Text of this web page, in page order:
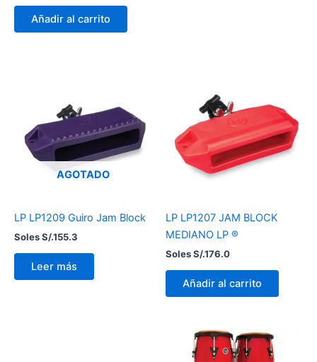
Añadir al carrito
AGOTADO
LP LP1209 Guiro Jam Block
Soles S/.155.3
Leer más
LP LP1207 JAM BLOCK
MEDIANO LP ®
Soles S/.176.0
Añadir al carrito